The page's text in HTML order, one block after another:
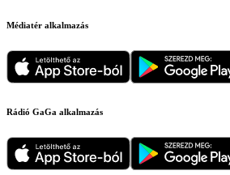
Médiatér alkalmazás
Rádió GaGa alkalmazás